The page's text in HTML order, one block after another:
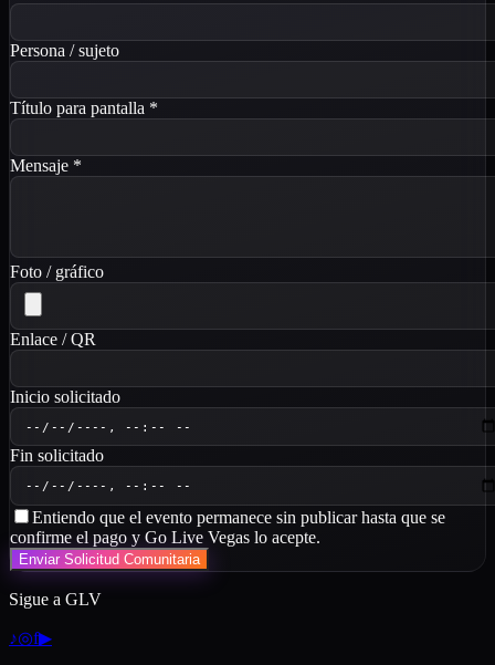
Persona / sujeto
Título para pantalla *
Mensaje *
Foto / gráfico
Enlace / QR
Inicio solicitado
Fin solicitado
Entiendo que el evento permanece sin publicar hasta que se
confirme el pago y Go Live Vegas lo acepte.
Enviar Solicitud Comunitaria
Sigue a GLV
♪◎f▶